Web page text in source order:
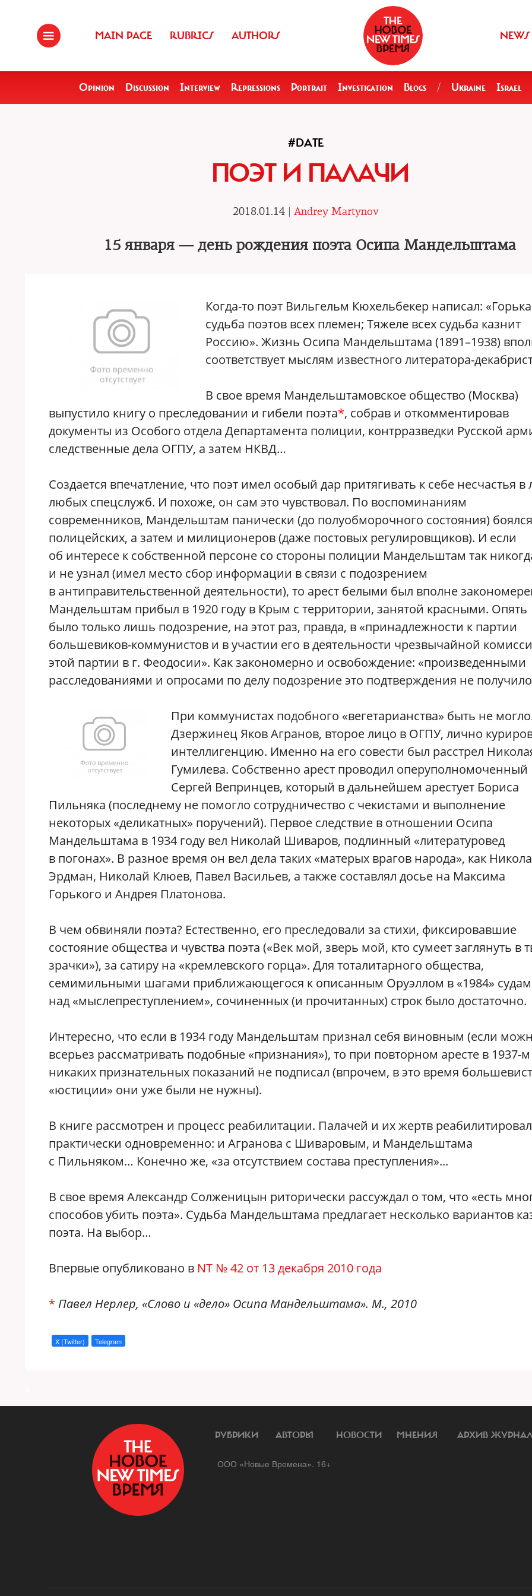
MAIN PAGE RUBRICS AUTHORS NEWS
Opinion Discussion Interview Repressions Portrait Investigation Blogs / Ukraine Israel
#DATE
ПОЭТ И ПАЛАЧИ
2018.01.14 | Andrey Martynov
15 января — день рождения поэта Осипа Мандельштама
Когда-то поэт Вильгельм Кюхельбекер написал: «Горька
судьба поэтов всех племен; Тяжеле всех судьба казнит
Россию». Жизнь Осипа Мандельштама (1891–1938)
соответствует мыслям известного литератора-
В свое время Мандельштамовское общество (Москва)
выпустило книгу о преследовании и гибели поэта*, собрав и откомментировав
документы из Особого отдела Департамента полиции, контрразведки Русской
следственные дела ОГПУ, а затем НКВД…
Создается впечатление, что поэт имел особый дар притягивать к себе несчастья в
любых спецслужб. И похоже, он сам это чувствовал. По воспоминаниям
современников, Мандельштам панически (до полуобморочного состояния) боялся
полицейских, а затем и милиционеров (даже постовых регулировщиков). И если
об интересе к собственной персоне со стороны полиции Мандельштам так
и не узнал (имел место сбор информации в связи с подозрением
в антиправительственной деятельности), то арест белыми был вполне
Мандельштам прибыл в 1920 году в Крым с территории, занятой красными. Опять
было только лишь подозрение, на этот раз, правда, в «принадлежности к партии
большевиков-коммунистов и в участии его в деятельности чрезвычайной
этой партии в г. Феодосии». Как закономерно и освобождение: «произведенными
расследованиями и опросами по делу подозрение это подтверждения не
При коммунистах подобного «вегетарианства» быть не
Дзержинец Яков Агранов, второе лицо в ОГПУ, лично
интеллигенцию. Именно на его совести был расстрел
Гумилева. Собственно арест проводил оперуполномоченный
Сергей Вепринцев, который в дальнейшем арестует Бориса
Пильняка (последнему не помогло сотрудничество с чекистами и выполнение
некоторых «деликатных» поручений). Первое следствие в отношении Осипа
Мандельштама в 1934 году вел Николай Шиваров, подлинный «литературовед
в погонах». В разное время он вел дела таких «матерых врагов народа», как
Эрдман, Николай Клюев, Павел Васильев, а также составлял досье на Максима
Горького и Андрея Платонова.
В чем обвиняли поэта? Естественно, его преследовали за стихи, фиксировавшие
состояние общества и чувства поэта («Век мой, зверь мой, кто сумеет заглянуть в
зрачки»), за сатиру на «кремлевского горца». Для тоталитарного общества,
семимильными шагами приближающегося к описанным Оруэллом в «1984» судам
над «мыслепреступлением», сочиненных (и прочитанных) строк было достаточно.
Интересно, что если в 1934 году Мандельштам признал себя виновным (если
всерьез рассматривать подобные «признания»), то при повторном аресте в 1937-м
никаких признательных показаний не подписал (впрочем, в это время
«юстиции» они уже были не нужны).
В книге рассмотрен и процесс реабилитации. Палачей и их жертв
практически одновременно: и Агранова с Шиваровым, и Мандельштама
с Пильняком… Конечно же, «за отсутствием состава преступления»...
В свое время Александр Солженицын риторически рассуждал о том, что «есть
способов убить поэта». Судьба Мандельштама предлагает несколько вариантов
поэта. На выбор…
Впервые опубликовано в NT № 42 от 13 декабря 2010 года
* Павел Нерлер, «Слово и «дело» Осипа Мандельштама». М., 2010
X (Twitter) Telegram
РУБРИКИ АВТОРЫ НОВОСТИ МНЕНИЯ АРХИВ
ООО «Новые Времена». 16+